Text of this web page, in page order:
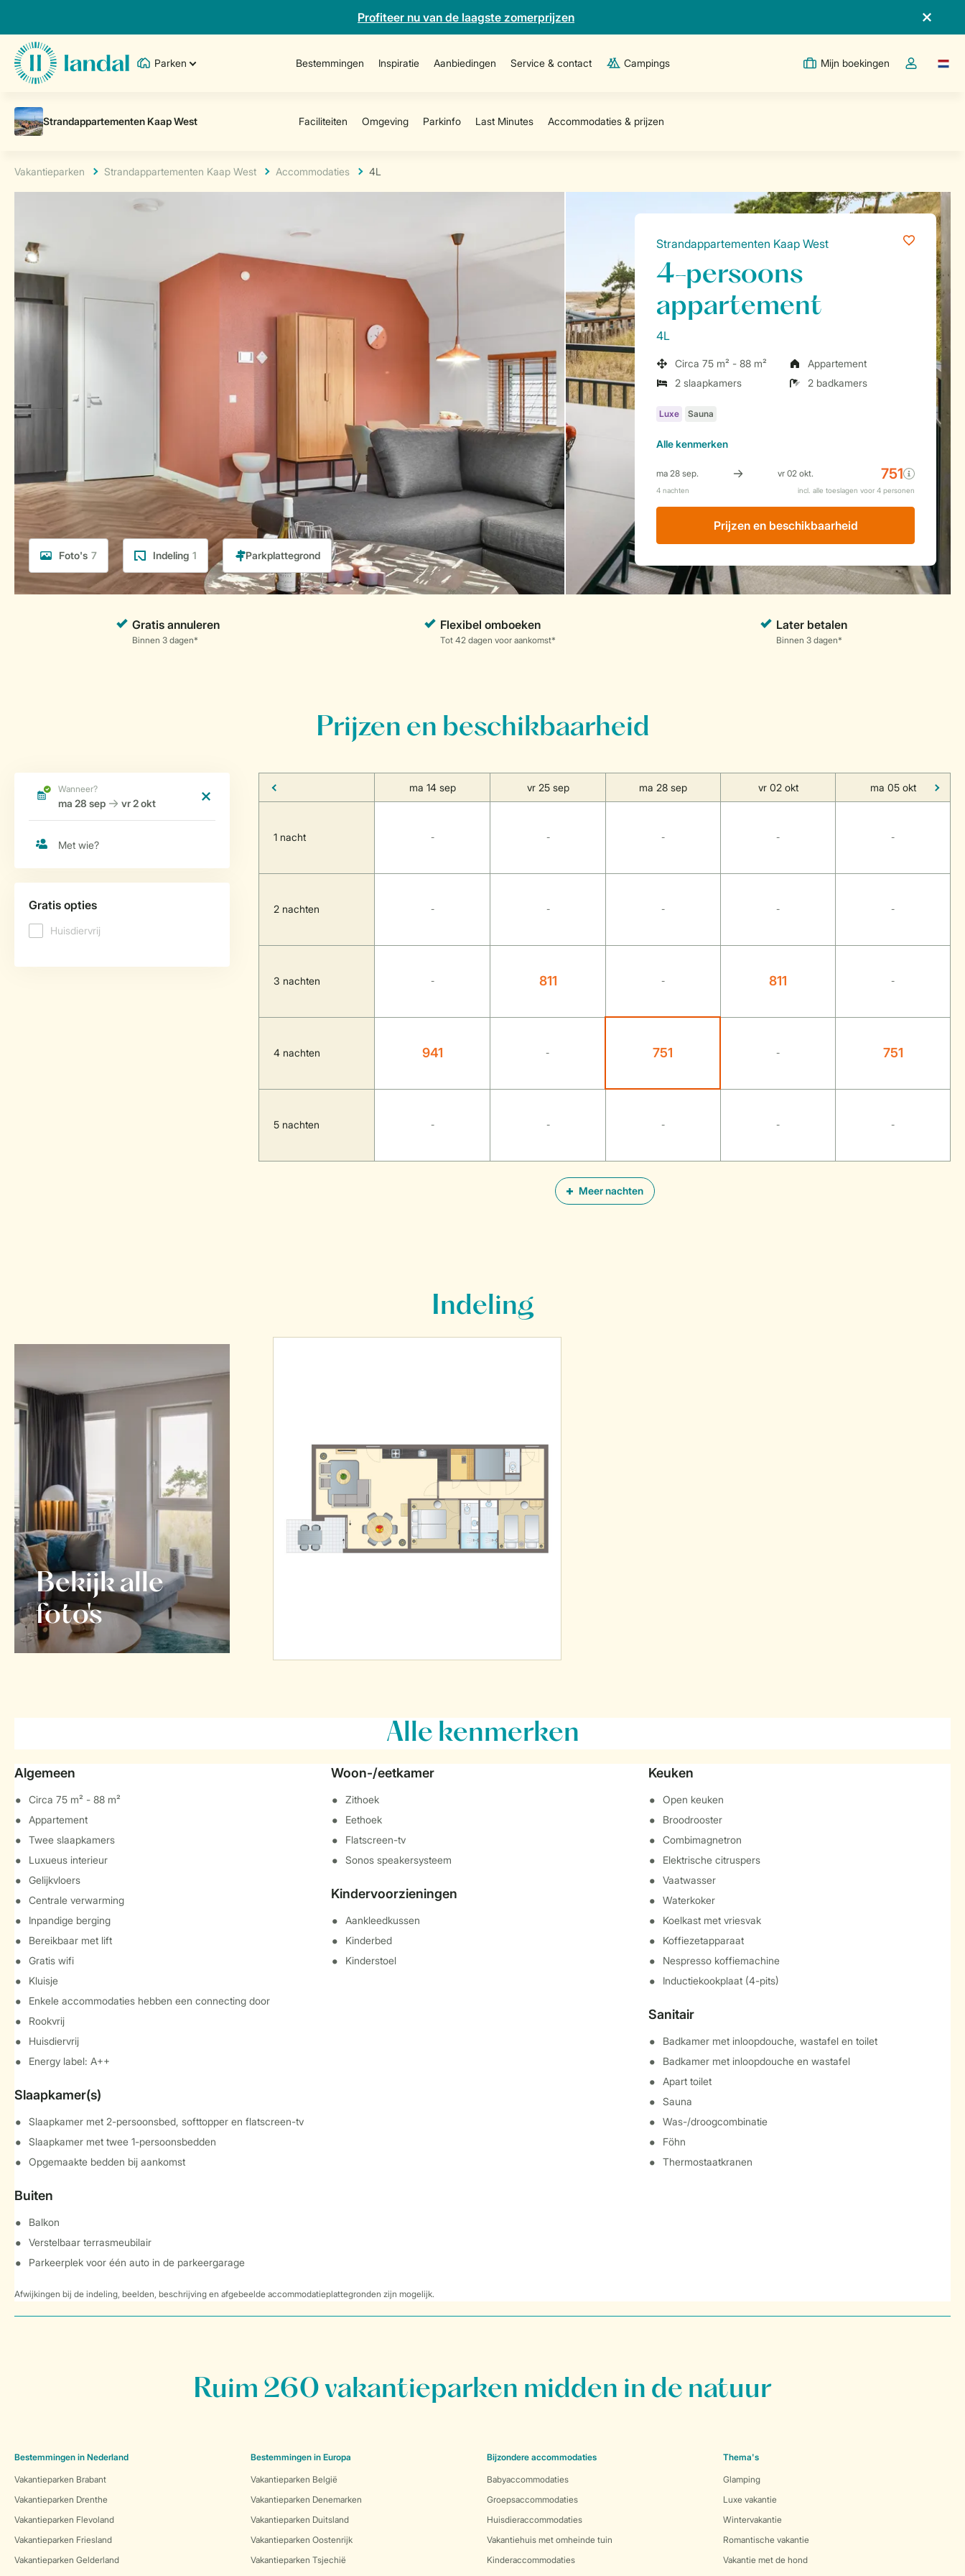
Profiteer nu van de laagste zomerprijzen
Parken Bestemmingen Inspiratie Aanbiedingen Service & contact Campings Mijn boekingen
Open deTaal
Vakantieparken Strandappartementen Kaap West Accommodaties 4L
Foto's 7 Indeling 1
Strandappartementen Kaap West
4-persoons
appartement
4L
Circa 75 m² - 88 m²
Appartement
2 slaapkamers
2 badkamers
Allekenmerken
Prijzen en beschikbaarheid
Prijzen en beschikbaarheid
Meer nachten
ma 14 sep vr 25 sep ma 28 sep vr 02 okt ma 05 okt
1 nacht - - - - -
2 nachten - - - - -
3 nachten - 811 - 811 -
4 nachten 941 - 751 - 751
5 nachten - - - - -
Indeling
Bekijk alle
foto's
Alle kenmerken
Algemeen
Circa 75 m² - 88 m²
Appartement
Twee slaapkamers
Luxueus interieur
Gelijkvloers
Centrale verwarming
Inpandige berging
Bereikbaar met lift
Gratis wifi
Kluisje
Enkele accommodaties hebben een connecting door
Rookvrij
Huisdiervrij
Energy label: A++
Slaapkamer(s)
Slaapkamer met 2-persoonsbed, softtopper en flatscreen-tv
Slaapkamer met twee 1-persoonsbedden
Opgemaakte bedden bij aankomst
Buiten
Balkon
Verstelbaar terrasmeubilair
Parkeerplek voor één auto in de parkeergarage
Woon-/eetkamer
Zithoek
Eethoek
Flatscreen-tv
Sonos speakersysteem
Kindervoorzieningen
Aankleedkussen
Kinderbed
Kinderstoel
Keuken
Open keuken
Broodrooster
Combimagnetron
Elektrische citruspers
Vaatwasser
Waterkoker
Koelkast met vriesvak
Koffiezetapparaat
Nespresso koffiemachine
Inductiekookplaat (4-pits)
Sanitair
Badkamer met inloopdouche, wastafel en toilet
Badkamer met inloopdouche en wastafel
Apart toilet
Sauna
Was-/droogcombinatie
Föhn
Thermostaatkranen
Afwijkingen bij de indeling, beelden, beschrijving en afgebeelde accommodatieplattegronden zijn mogelijk.
Ruim 260 vakantieparken midden in de natuur
Bestemmingen in Nederland
Vakantieparken Brabant
Vakantieparken Drenthe
Vakantieparken Flevoland
Vakantieparken Friesland
Vakantieparken Gelderland
Bestemmingen in Europa
Vakantieparken België
Vakantieparken Denemarken
Vakantieparken Duitsland
Vakantieparken Oostenrijk
Vakantieparken Tsjechië
Bijzondere accommodaties
Babyaccommodaties
Groepsaccommodaties
Huisdieraccommodaties
Vakantiehuis met omheinde tuin
Kinderaccommodaties
Thema's
Glamping
Luxe vakantie
Wintervakantie
Romantische vakantie
Vakantie met de hond